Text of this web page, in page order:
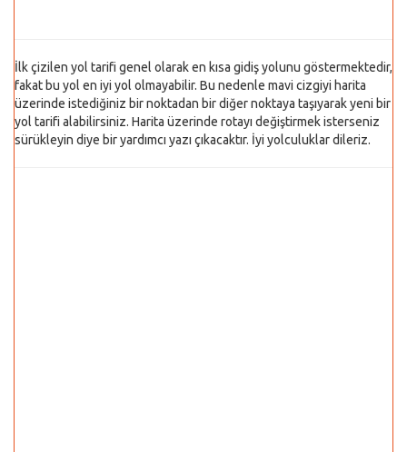
İlk çizilen yol tarifi genel olarak en kısa gidiş yolunu göstermektedir,
fakat bu yol en iyi yol olmayabilir. Bu nedenle mavi cizgiyi harita
üzerinde istediğiniz bir noktadan bir diğer noktaya taşıyarak yeni bir
yol tarifi alabilirsiniz. Harita üzerinde rotayı değiştirmek isterseniz
sürükleyin diye bir yardımcı yazı çıkacaktır. İyi yolculuklar dileriz.